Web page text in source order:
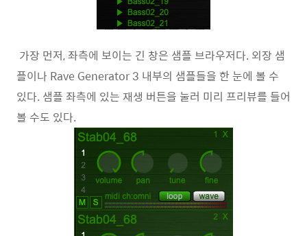
가장 먼저, 좌측에 보이는 긴 창은 샘플 브라우저다. 외장 샘
플이나 Rave Generator 3 내부의 샘플들을 한 눈에 볼 수
있다. 샘플 좌측에 있는 재생 버튼을 눌러 미리 프리뷰를 들어
볼 수도 있다.